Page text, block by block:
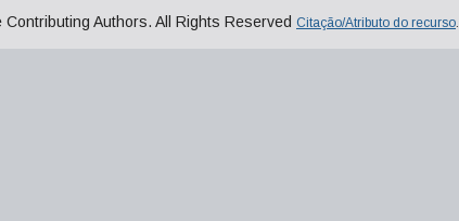
Authors. All Rights Reserved Citação/Atributo do recurso.